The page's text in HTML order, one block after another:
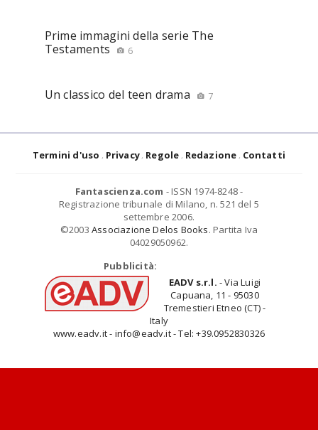
Prime immagini della serie The
Testaments
6
Un classico del teen drama 7
Termini d'uso Privacy Regole Redazione Contatti
Fantascienza.com - ISSN 1974-8248 -
Registrazione tribunale di Milano, n. 521 del 5
settembre 2006.
©2003 Associazione Delos Books. Partita Iva
04029050962.
Pubblicità:
EADV s.r.l. - Via Luigi
Capuana, 11 - 95030
Tremestieri Etneo (CT) -
Italy
www.eadv.it - info@eadv.it - Tel: +39.0952830326